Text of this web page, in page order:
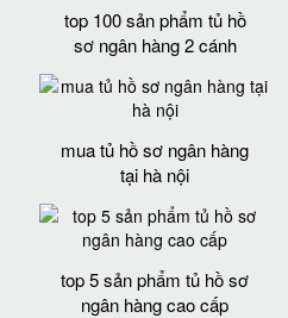
top 100 sản phẩm tủ hồ
sơ ngân hàng 2 cánh
mua tủ hồ sơ ngân hàng
tại hà nội
top 5 sản phẩm tủ hồ sơ
ngân hàng cao cấp